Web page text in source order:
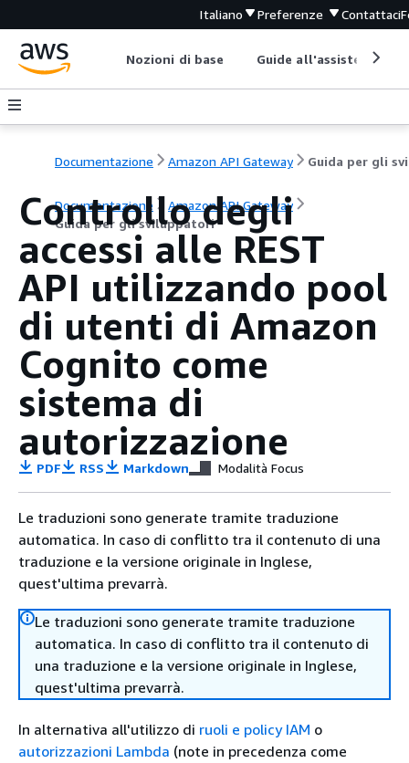
Italiano Preferenze Contattaci
Nozioni di base Guide all'assistenza
Documentazione Amazon API Gateway
Documentazione
Amazon API Gateway
Guida per gli sviluppatori
Controllo degli
accessi alle REST
API utilizzando pool
di utenti di Amazon
Cognito come
sistema di
autorizzazione
PDF RSS Markdown Modalità Focus
Le traduzioni sono generate tramite traduzione
automatica. In caso di conflitto tra il contenuto di una
traduzione e la versione originale in Inglese,
quest'ultima prevarrà.
Le traduzioni sono generate tramite traduzione
automatica. In caso di conflitto tra il contenuto di
una traduzione e la versione originale in Inglese,
quest'ultima prevarrà.
In alternativa all'utilizzo di ruoli e policy IAM o
autorizzazioni Lambda (note in precedenza come